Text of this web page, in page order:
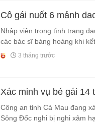
Cô gái nuốt 6 mảnh
Nhập viện trong tình trạng
các bác sĩ bàng hoàng khi
3 tháng trước
Xác minh vụ bé gái 14
Công an tỉnh Cà Mau đang
Sông Đốc nghi bị nghi xâm